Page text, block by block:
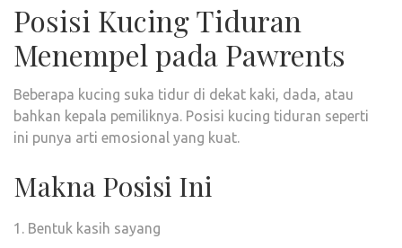
Posisi Kucing Tiduran
Menempel pada Pawrents
Beberapa kucing suka tidur di dekat kaki, dada, atau
bahkan kepala pemiliknya. Posisi kucing tiduran seperti
ini punya arti emosional yang kuat.
Makna Posisi Ini
1. Bentuk kasih sayang